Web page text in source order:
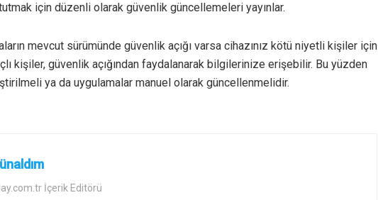
için düzenli olarak güvenlik güncellemeleri yayınlar.
mevcut sürümünde güvenlik açığı varsa cihazınız kötü niyetli kişiler için
kişiler, güvenlik açığından faydalanarak bilgilerinize erişebilir. Bu yüzden
ya da uygulamalar manuel olarak güncellenmelidir.
İçerik Editörü